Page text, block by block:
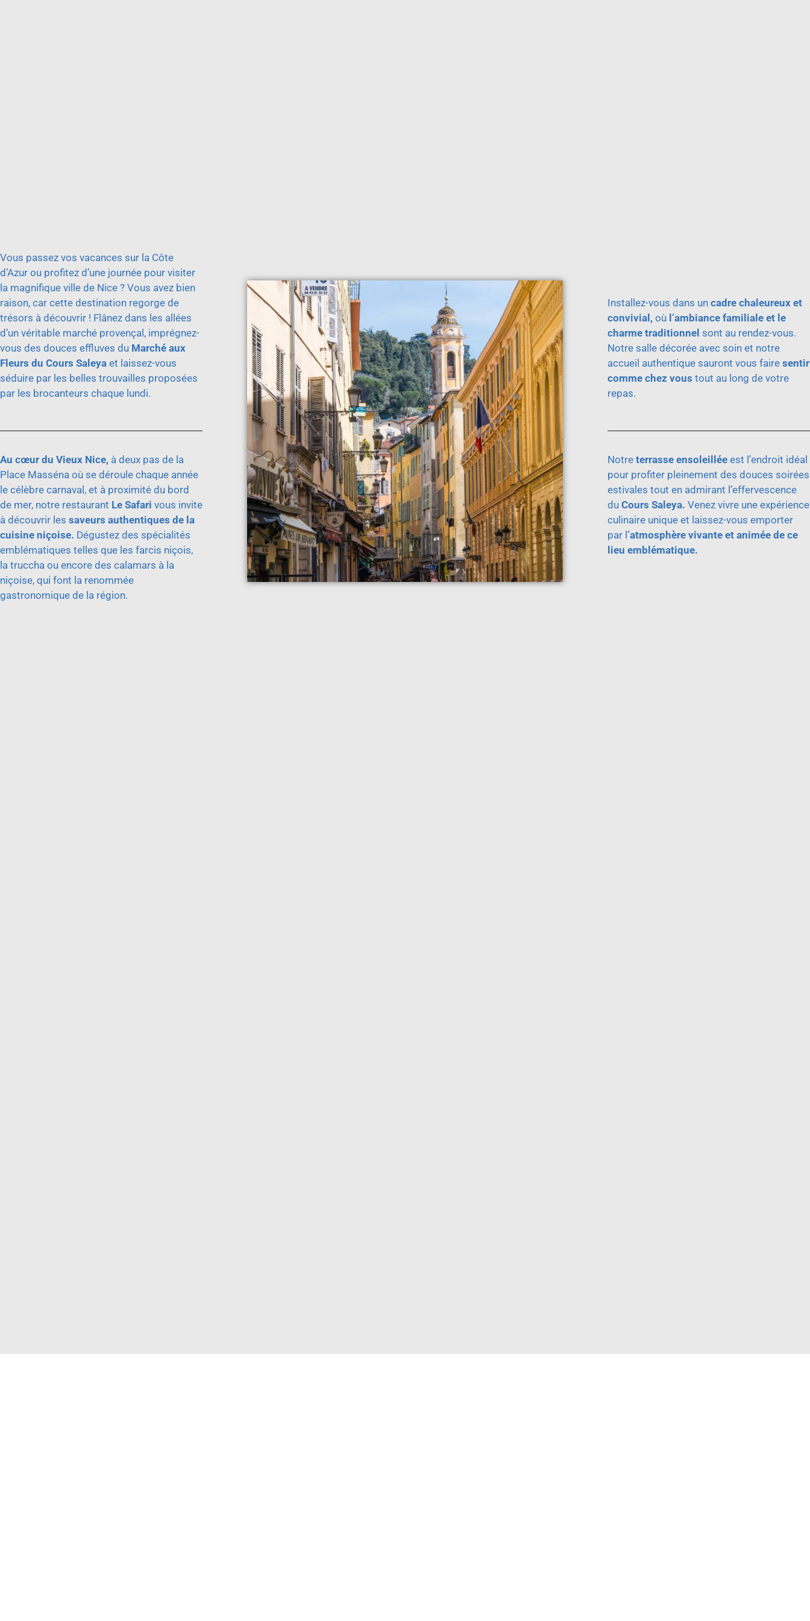
Vous passez vos vacances sur la Côte
d’Azur ou profitez d’une journée pour visiter
la magnifique ville de Nice ? Vous avez bien
raison, car cette destination regorge de
trésors à découvrir ! Flânez dans les allées
d’un véritable marché provençal, imprégnez-
vous des douces effluves du Marché aux
Fleurs du Cours Saleya et laissez-vous
séduire par les belles trouvailles proposées
par les brocanteurs chaque lundi.
Au cœur du Vieux Nice, à deux pas de la
Place Masséna où se déroule chaque année
le célèbre carnaval, et à proximité du bord
de mer, notre restaurant Le Safari vous invite
à découvrir les saveurs authentiques de la
cuisine niçoise. Dégustez des spécialités
emblématiques telles que les farcis niçois,
la truccha ou encore des calamars à la
niçoise, qui font la renommée
gastronomique de la région.
Installez-vous dans un cadre chaleureux et
convivial, où l’ambiance familiale et le
charme traditionnel sont au rendez-vous.
Notre salle décorée avec soin et notre
accueil authentique sauront vous faire sentir
comme chez vous tout au long de votre
repas.
Notre terrasse ensoleillée est l’endroit idéal
pour profiter pleinement des douces soirées
estivales tout en admirant l’effervescence
du Cours Saleya. Venez vivre une expérience
culinaire unique et laissez-vous emporter
par l ’atmosphère vivante et animée de ce
lieu emblématique.